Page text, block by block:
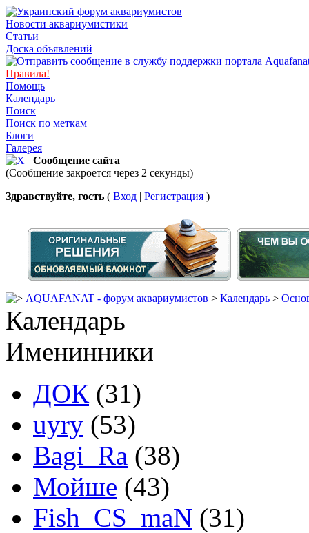
Новости аквариумистики
Статьи
Доска объявлений
Правила!
Помощь
Календарь
Поиск
Поиск по меткам
Блоги
Галерея
Сообщение сайта
(Сообщение закроется через 2 секунды)
Здравствуйте, гость ( Вход | Регистрация )
AQUAFANAT - форум аквариумистов > Календарь >
Календарь
Именинники
ДОК (31)
uyry (53)
Bagi_Ra (38)
Мойше (43)
Fish_CS_maN (31)